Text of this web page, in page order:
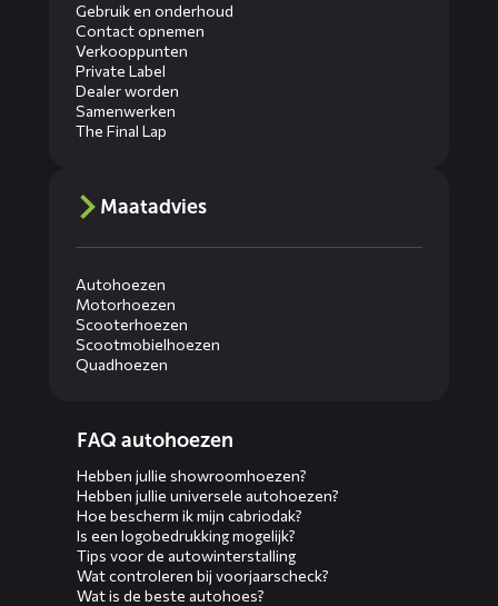
Gebruik en onderhoud
Contact opnemen
Verkooppunten
Private Label
Dealer worden
Samenwerken
The Final Lap
Maatadvies
Autohoezen
Motorhoezen
Scooterhoezen
Scootmobielhoezen
Quadhoezen
menusFAQ autohoezen
Hebben jullie showroomhoezen?
Hebben jullie universele autohoezen?
Hoe bescherm ik mijn cabriodak?
Is een logobedrukking mogelijk?
Tips voor de autowinterstalling
Wat controleren bij voorjaarscheck?
Wat is de beste autohoes?